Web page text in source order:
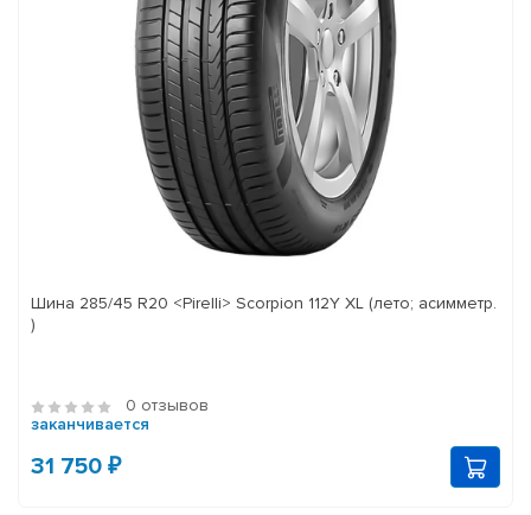
Шина 285/45 R20 <Pirelli> Scorpion 112Y XL (лето; асимметр.
)
0 отзывов
заканчивается
31 750 ₽